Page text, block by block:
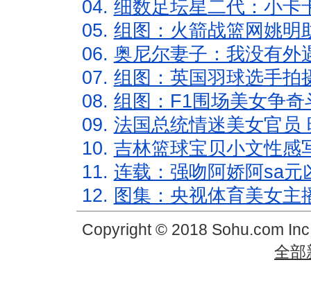
04. 细数足坛星二代：小卡
05. 组图：火箭战篮网姚明
06. 奥尼尔妻子：我没有外
07. 组图：英国羽球选手拍
08. 组图：F1围场美女争
09. 法国总统情迷美女官员
10. 吉林篮球宝贝小文性感
11. 连载：强吻阿娇阿sa元
12. 图集：央视体育美女主
Copyright © 2018 Sohu.com
全部